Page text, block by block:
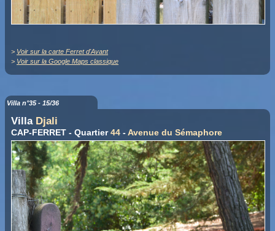
> Voir sur la carte Ferret d'Avant
> Voir sur la Google Maps classique
Villa n°35 - 15/36
Villa Djali
CAP-FERRET - Quartier44 - Avenue du Sémaphore